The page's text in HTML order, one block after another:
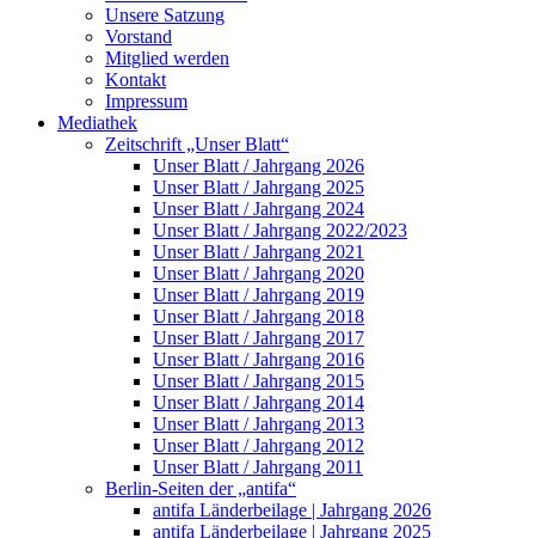
Unsere Satzung
Vorstand
Mitglied werden
Kontakt
Impressum
Mediathek
Zeitschrift „Unser Blatt“
Unser Blatt / Jahrgang 2026
Unser Blatt / Jahrgang 2025
Unser Blatt / Jahrgang 2024
Unser Blatt / Jahrgang 2022/2023
Unser Blatt / Jahrgang 2021
Unser Blatt / Jahrgang 2020
Unser Blatt / Jahrgang 2019
Unser Blatt / Jahrgang 2018
Unser Blatt / Jahrgang 2017
Unser Blatt / Jahrgang 2016
Unser Blatt / Jahrgang 2015
Unser Blatt / Jahrgang 2014
Unser Blatt / Jahrgang 2013
Unser Blatt / Jahrgang 2012
Unser Blatt / Jahrgang 2011
Berlin-Seiten der „antifa“
antifa Länderbeilage | Jahrgang 2026
antifa Länderbeilage | Jahrgang 2025